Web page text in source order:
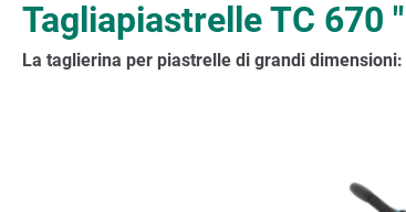
Tagliapiastrelle TC 670
La taglierina per piastrelle di grandi